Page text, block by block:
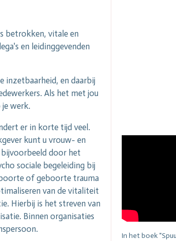
betrokken, vitale en
en leidinggevenden
inzetbaarheid, en daarbij
Als het met jou
werk.
er in korte tijd veel.
kunt u vrouw- en
door het
sociale begeleiding bij
of geboorte trauma
van de vitaliteit
Hierbij is het streven van
Binnen organisaties
In het boek